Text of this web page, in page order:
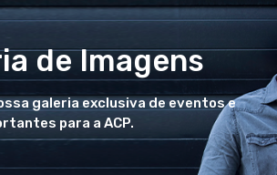
de Imagens
galeria exclusiva de eventos e
para a ACP.